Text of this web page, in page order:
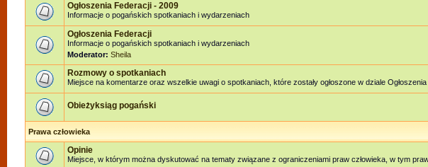
Ogłoszenia Federacji - 2009
Informacje o pogańskich spotkaniach i wydarzeniach
Ogłoszenia Federacji
Informacje o pogańskich spotkaniach i wydarzeniach
Moderator: Sheila
Rozmowy o spotkaniach
Miejsce na komentarze oraz wszelkie uwagi o spotkaniach, które zostały ogłoszone w dziale Ogłoszenia
Obieżyksiąg pogański
Prawa człowieka
Opinie
Miejsce, w którym można dyskutować na tematy związane z ograniczeniami praw człowieka, w tym